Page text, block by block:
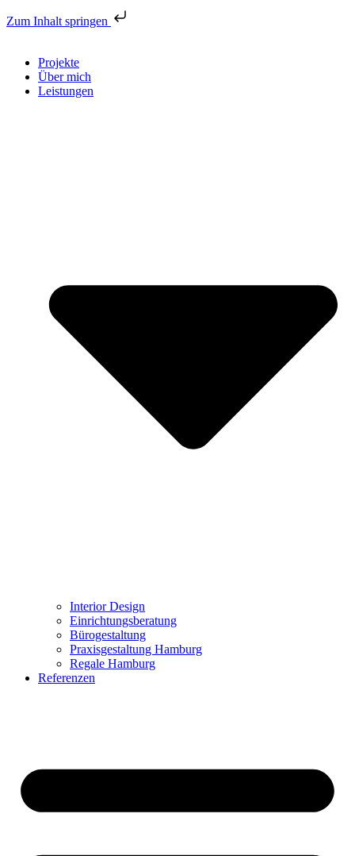
Zum Inhalt springen
Projekte
Über mich
Leistungen
Interior Design
Einrichtungsberatung
Bürogestaltung
Praxisgestaltung Hamburg
Regale Hamburg
Referenzen